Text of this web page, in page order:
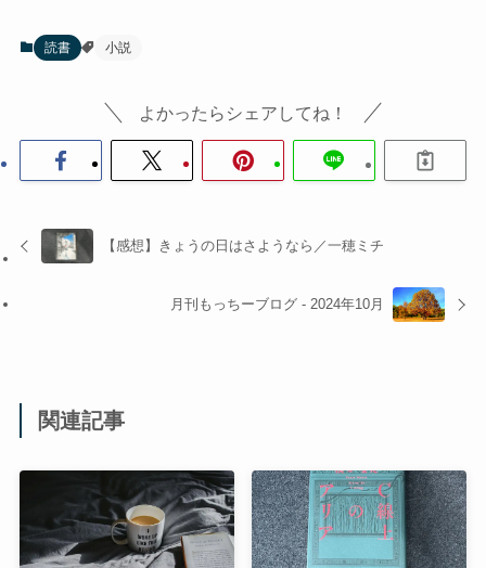
読書 小説
よかったらシェアしてね！
【感想】きょうの日はさようなら／一穂ミチ
月刊もっちーブログ - 2024年10月
関連記事